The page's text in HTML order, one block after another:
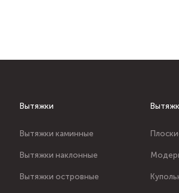
Вытяжки
Вытяжки каминные
Вытяжки наклонные
Вытяжки островные